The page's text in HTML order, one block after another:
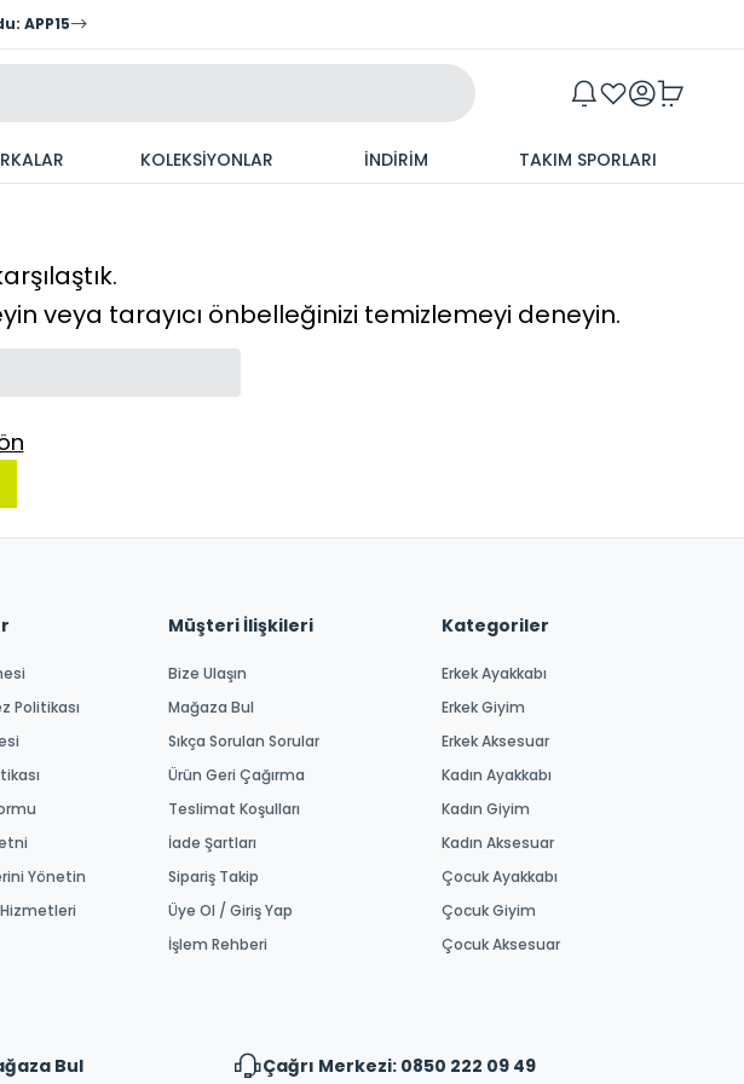
APP15
KOLEKSİYONLAR İNDİRİM TAKIM SPORLARI
veya tarayıcı önbelleğinizi temizlemeyi deneyin.
Politikası
Yönetin
Müşteri İlişkileri
Bize Ulaşın
Mağaza Bul
Sıkça Sorulan Sorular
Ürün Geri Çağırma
Teslimat Koşulları
İade Şartları
Sipariş Takip
Üye Ol / Giriş Yap
İşlem Rehberi
Kategoriler
Erkek Ayakkabı
Erkek Giyim
Erkek Aksesuar
Kadın Ayakkabı
Kadın Giyim
Kadın Aksesuar
Çocuk Ayakkabı
Çocuk Giyim
Çocuk Aksesuar
Bul Çağrı Merkezi: 0850 222 09 49